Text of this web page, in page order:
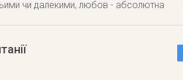
чи далекими, любов - абсолютна